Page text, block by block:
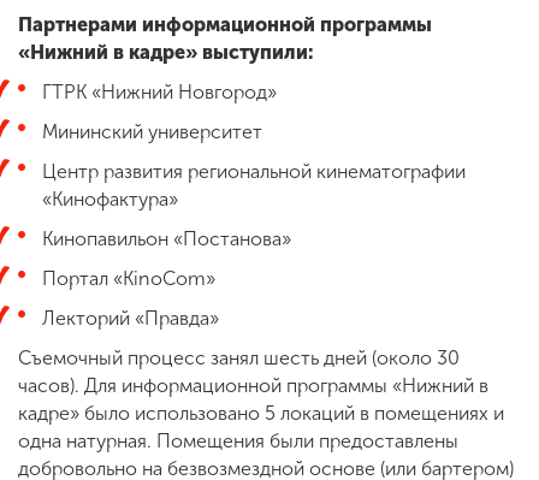
Партнерами информационной программы
«Нижний в кадре» выступили:
ГТРК «Нижний Новгород»
Мининский университет
Центр развития региональной кинематографии
«Кинофактура»
Кинопавильон «Постанова»
Портал «KinoCom»
Лекторий «Правда»
Съемочный процесс занял шесть дней (около 30
часов). Для информационной программы «Нижний в
кадре» было использовано 5 локаций в помещениях и
одна натурная. Помещения были предоставлены
добровольно на безвозмездной основе (или бартером)